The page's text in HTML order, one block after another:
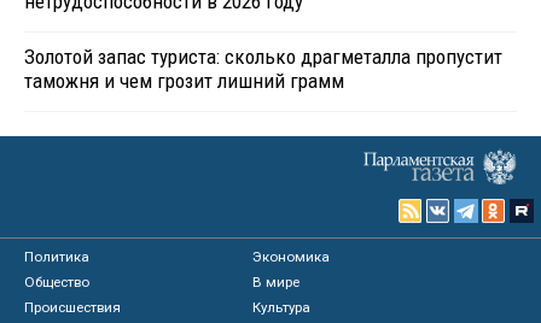
Золотой запас туриста: сколько драгметалла пропустит
таможня и чем грозит лишний грамм
Политика
Экономика
Общество
В мире
Происшествия
Культура